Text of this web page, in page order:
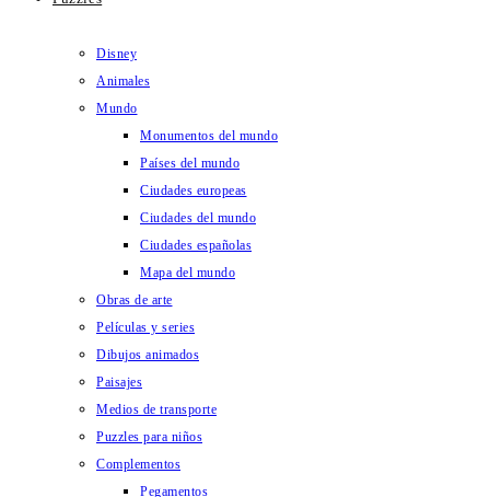
Disney
Animales
Mundo
Monumentos del mundo
Países del mundo
Ciudades europeas
Ciudades del mundo
Ciudades españolas
Mapa del mundo
Obras de arte
Películas y series
Dibujos animados
Paisajes
Medios de transporte
Puzzles para niños
Complementos
Pegamentos